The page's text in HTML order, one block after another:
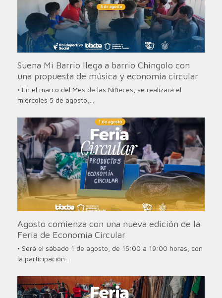
Suena Mi Barrio llega a barrio Chingolo con
una propuesta de música y economía circular
• En el marco del Mes de las Niñeces, se realizará el
miércoles 5 de agosto,…
Agosto comienza con una nueva edición de la
Feria de Economía Circular
• Será el sábado 1 de agosto, de 15:00 a 19:00 horas, con
la participación…